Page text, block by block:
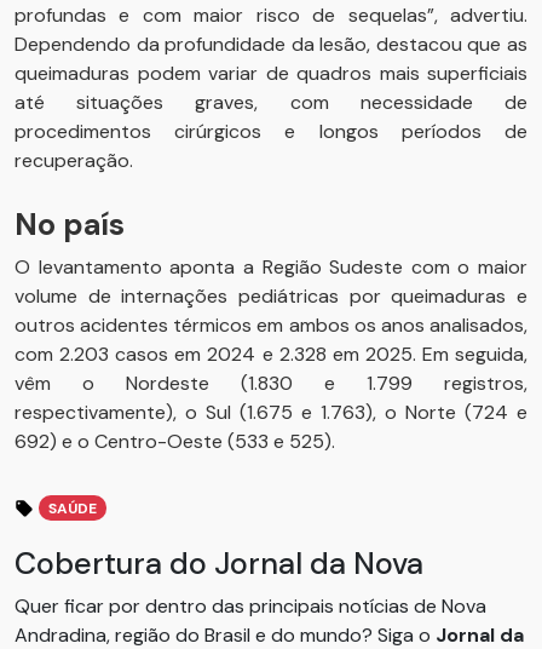
profundas e com maior risco de sequelas”, advertiu.
Dependendo da profundidade da lesão, destacou que as
queimaduras podem variar de quadros mais superficiais
até situações graves, com necessidade de
procedimentos cirúrgicos e longos períodos de
recuperação.
No país
O levantamento aponta a Região Sudeste com o maior
volume de internações pediátricas por queimaduras e
outros acidentes térmicos em ambos os anos analisados,
com 2.203 casos em 2024 e 2.328 em 2025. Em seguida,
vêm o Nordeste (1.830 e 1.799 registros,
respectivamente), o Sul (1.675 e 1.763), o Norte (724 e
692) e o Centro-Oeste (533 e 525).
SAÚDE
Cobertura do Jornal da Nova
Quer ficar por dentro das principais notícias de Nova
Andradina, região do Brasil e do mundo? Siga o Jornal da